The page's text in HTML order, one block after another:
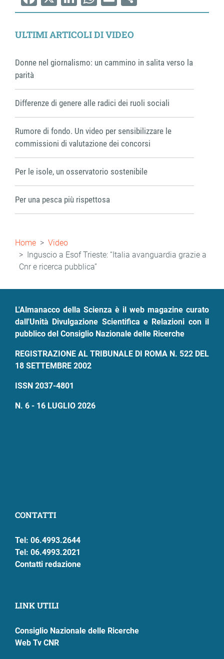
Facebook
X LinkedIn
WhatsApp
EmailShare
ULTIMI ARTICOLI DI VIDEO
Donne nel giornalismo: un cammino in salita verso la
parità
Differenze di genere alle radici dei ruoli sociali
Rumore di fondo. Un video per sensibilizzare le
commissioni di valutazione dei concorsi
Per le isole, un osservatorio sostenibile
Per una pesca più rispettosa
Briciole
di
Home
Video
Inguscio a Esof Trieste: “Italia avanguardia grazie a
Cnr e ricerca pubblica”
L'Almanacco della Scienza è il web magazine curato
dall'Unità Divulgazione Scientifica e Relazioni con il
pubblico del Consiglio Nazionale delle Ricerche
REGISTRAZIONE AL TRIBUNALE DI ROMA N. 522 DEL
18 SETTEMBRE 2002
ISSN 2037-4801
N. 6 - 16 LUGLIO 2026
CONTATTI
Tel: 06.4993.2644
Tel: 06.4993.2021
Contatti redazione
LINK UTILI
Consiglio Nazionale delle Ricerche
Web Tv CNR